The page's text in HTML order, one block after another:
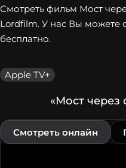
Смотреть фильм Мост
Lordfilm. У нас Вы можете
бесплатно.
Apple TV+
«Мост через
Смотреть онлайн